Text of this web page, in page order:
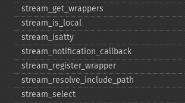
stream_​get_​wrappers
stream_​is_​local
stream_​isatty
stream_​notification_​callback
stream_​register_​wrapper
stream_​resolve_​include_​path
stream_​select